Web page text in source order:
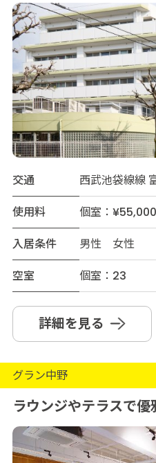
交通
西武池袋線線
使用料
個室：
入居条件
男性 女性
空室
個室：23
詳細を見る
グラン中野
ラウンジやテラスで優